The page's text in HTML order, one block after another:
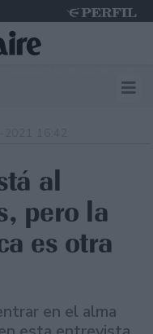
al
pero la
es otra
en el alma